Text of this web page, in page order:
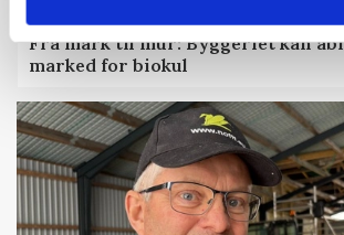
BUSINESS
Fra mark til mur: Byggeriet kan
marked for biokul